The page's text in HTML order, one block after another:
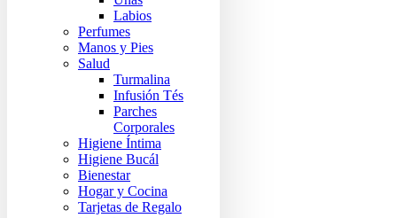
Labios
Perfumes
Manos y Pies
Salud
Turmalina
Infusión Tés
Parches
Corporales
Higiene Íntima
Higiene Bucál
Bienestar
Hogar y Cocina
Tarjetas de Regalo